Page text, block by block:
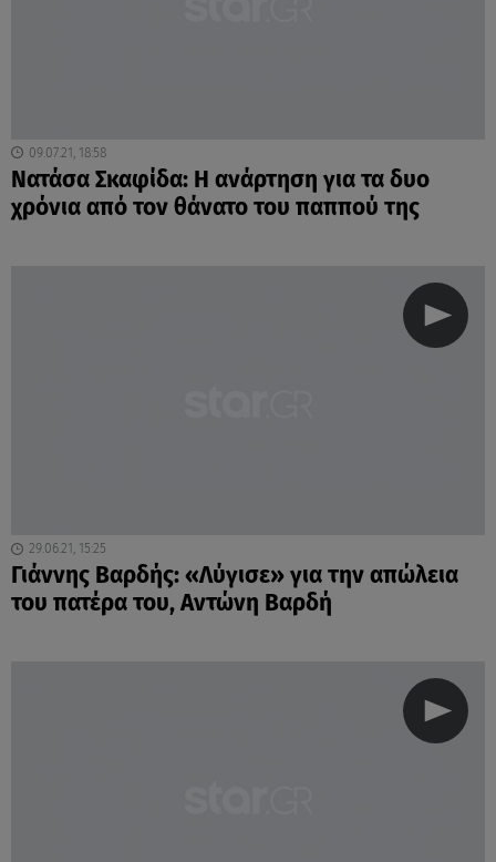
09.07.21, 18:58
Nατάσα Σκαφίδα: H ανάρτηση για τα δυο
χρόνια από τον θάνατο του παππού της
29.06.21, 15:25
Γιάννης Βαρδής: «Λύγισε» για την απώλεια
του πατέρα του, Αντώνη Βαρδή